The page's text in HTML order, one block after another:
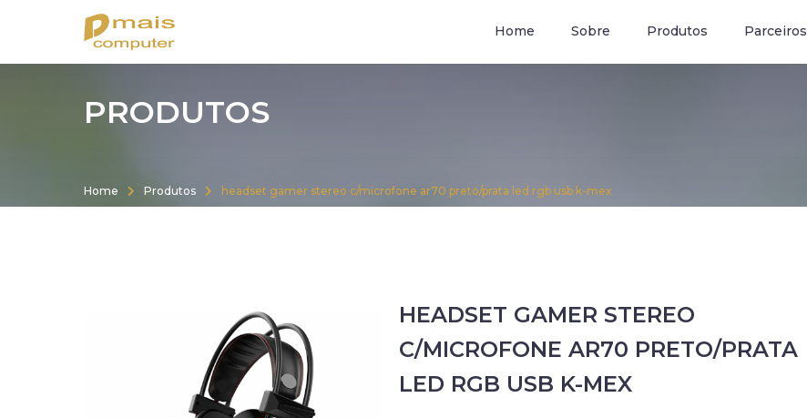
Rua Peru, 1488 - Centro - Chuí
Home Sobre Produtos Parceiros
PRODUTOS
Home Produtos headset gamer stereo c/microfone ar70 preto/prata led rgb usb k-mex
HEADSET GAMER STEREO
C/MICROFONE AR70 PRETO/PRATA
LED RGB USB K-MEX